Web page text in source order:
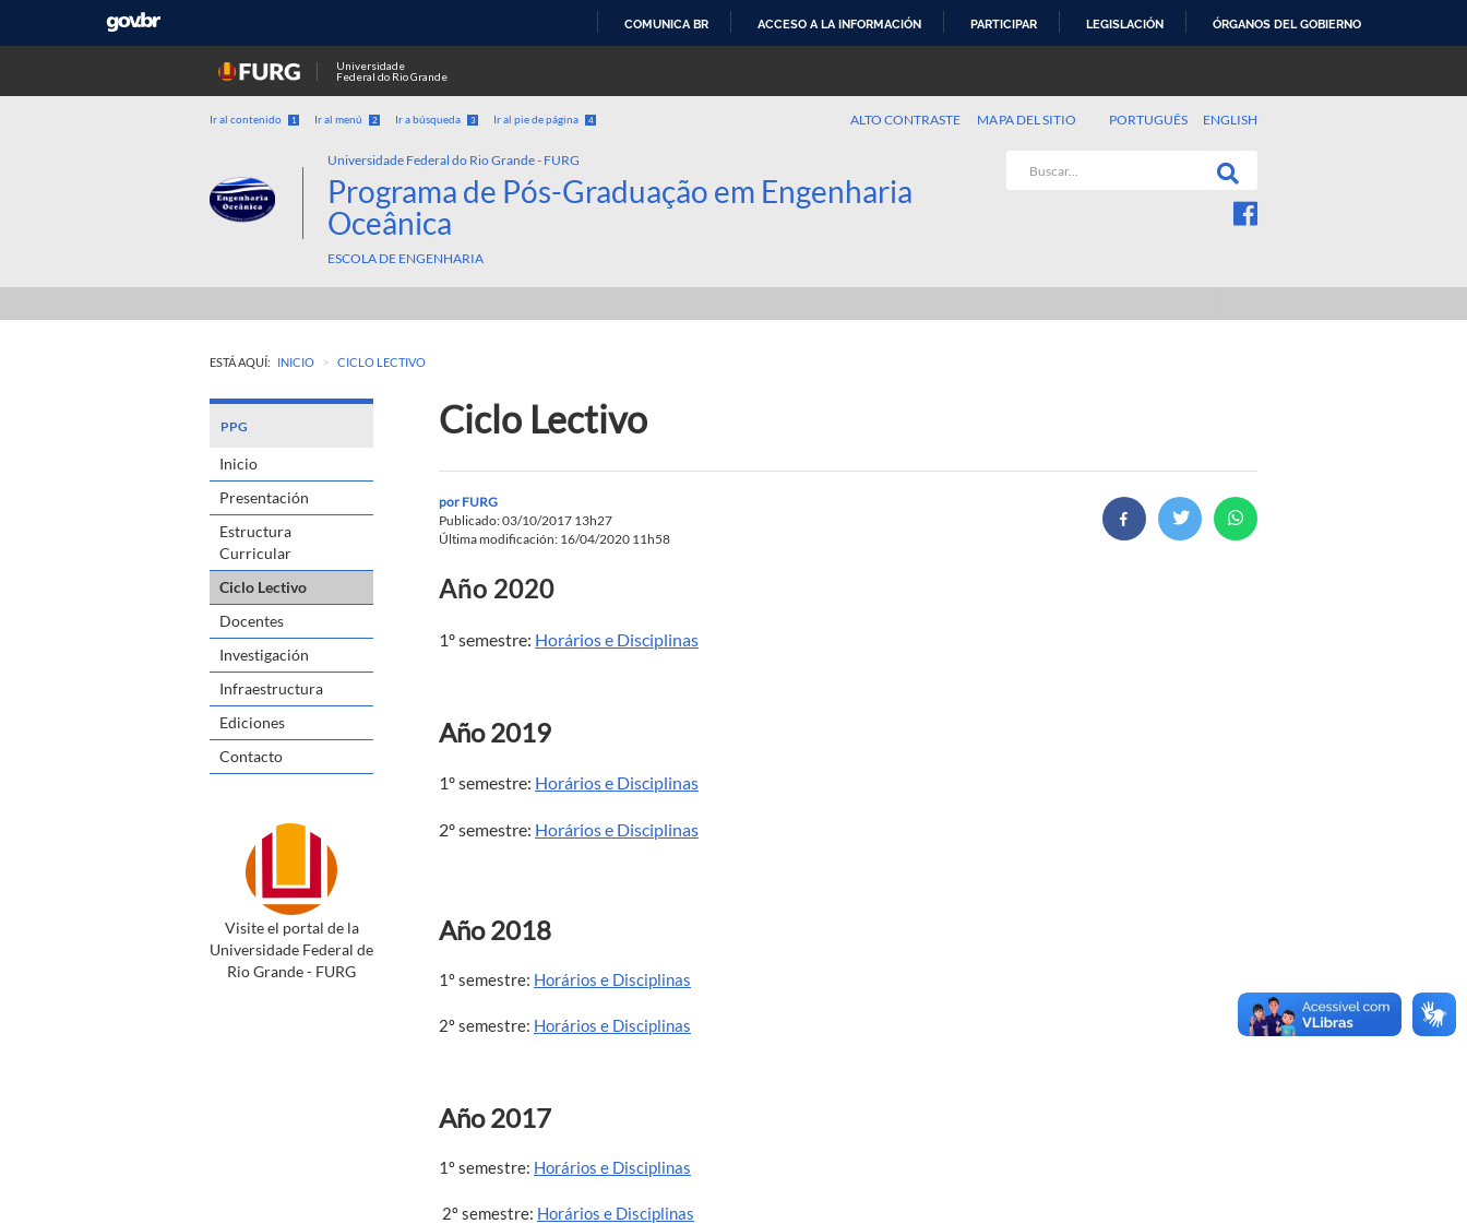
COMUNICA BR ACCESO A LA INFORMACIÓN PARTICIPAR LEGISLACIÓN ÓRGANOS DEL GOBIERNO
Universidade
Federal do Rio Grande
Ir al contenido 1 Ir al menú 2 Ir a búsqueda 3 Ir al pie de página 4 PORTUGUÊS ENGLISH
ALTO CONTRASTE MAPA DEL SITIO
Universidade Federal do Rio Grande - FURG
Programa de Pós-Graduação em Engenharia
Oceânica
ESCOLA DE ENGENHARIA
ESTÁ AQUÍ: INICIO > CICLO LECTIVO
PPG
Inicio
Presentación
Estructura
Curricular
Ciclo Lectivo
Docentes
Investigación
Infraestructura
Ediciones
Contacto
Visite el portal de la
Universidade Federal de
Rio Grande - FURG
Ciclo Lectivo
por FURG
Publicado: 03/10/2017 13h27
Última modificación: 16/04/2020 11h58
Año 2020
1º semestre: Horários e Disciplinas
Año 2019
1º semestre: Horários e Disciplinas
2º semestre: Horários e Disciplinas
Año 2018
1º semestre: Horários e Disciplinas
2º semestre: Horários e Disciplinas
Año 2017
1º semestre: Horários e Disciplinas
2º semestre: Horários e Disciplinas